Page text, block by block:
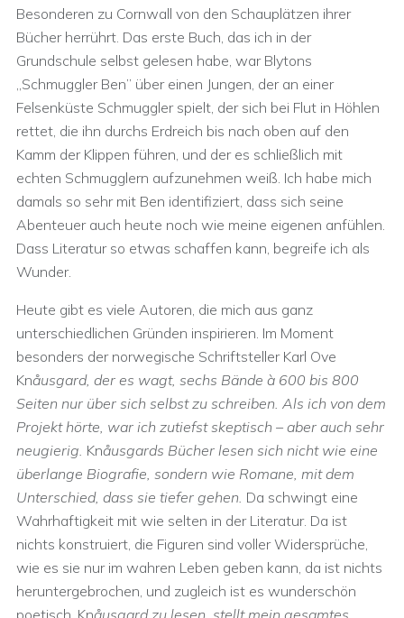
Besonderen zu Cornwall von den Schauplätzen ihrer
Bücher herrührt. Das erste Buch, das ich in der
Grundschule selbst gelesen habe, war Blytons
„Schmuggler Ben” über einen Jungen, der an einer
Felsenküste Schmuggler spielt, der sich bei Flut in Höhlen
rettet, die ihn durchs Erdreich bis nach oben auf den
Kamm der Klippen führen, und der es schließlich mit
echten Schmugglern aufzunehmen weiß. Ich habe mich
damals so sehr mit Ben identifiziert, dass sich seine
Abenteuer auch heute noch wie meine eigenen anfühlen.
Dass Literatur so etwas schaffen kann, begreife ich als
Wunder.
Heute gibt es viele Autoren, die mich aus ganz
unterschiedlichen Gründen inspirieren. Im Moment
besonders der norwegische Schriftsteller Karl Ove
Knåusgard, der es wagt, sechs Bände à 600 bis 800
Seiten nur über sich selbst zu schreiben. Als ich von dem
Projekt hörte, war ich zutiefst skeptisch – aber auch sehr
neugierig. Knåusgards Bücher lesen sich nicht wie eine
überlange Biografie, sondern wie Romane, mit dem
Unterschied, dass sie tiefer gehen. Da schwingt eine
Wahrhaftigkeit mit wie selten in der Literatur. Da ist
nichts konstruiert, die Figuren sind voller Widersprüche,
wie es sie nur im wahren Leben geben kann, da ist nichts
heruntergebrochen, und zugleich ist es wunderschön
poetisch. Knåusgard zu lesen, stellt mein gesamtes